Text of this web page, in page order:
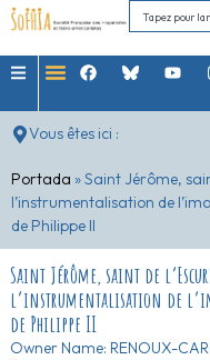
Vous êtes ici :
Portada »Saint Jérôme,
l’instrumentalisation de
de Philippe II
Saint Jérôme, saint de
l’instrumentalisation de
de Philippe II
Owner Name: RENOUX-